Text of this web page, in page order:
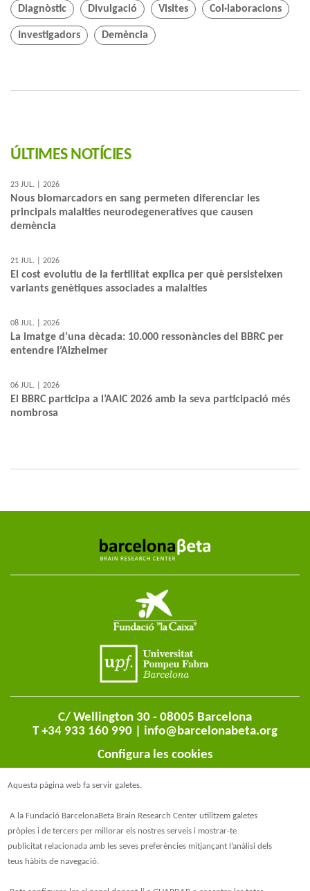
Diagnòstic Divulgació Visites Col·laboracions
Investigadors Demència
ÚLTIMES NOTÍCIES
23 JUL. | 2026
Nous biomarcadors en sang permeten diferenciar les
principals malalties neurodegeneratives que causen
demència
21 JUL. | 2026
El cost evolutiu de la fertilitat explica per què persisteixen
variants genètiques associades a malalties
08 JUL. | 2026
La imatge d’una dècada: 10.000 ressonàncies del BBRC per
entendre l’Alzheimer
06 JUL. | 2026
El BBRC participa a l’AAIC 2026 amb la seva participació més
nombrosa
C/ Wellington 30 - 08005 Barcelona
T +34 933 160 990 | info@barcelonabeta.org
Configura les cookies
Aquesta pàgina web fa servir galetes.
A la Fundació BarcelonaBeta Brain Research Center utilitzem galetes
pròpies i de tercers per millorar els nostres serveis i mostrar-te
publicitat relacionada amb les seves preferències mitjançant l’anàlisi dels
teus hàbits de navegació.